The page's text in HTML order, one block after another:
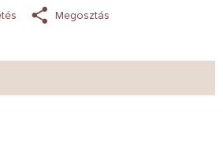
Megosztás